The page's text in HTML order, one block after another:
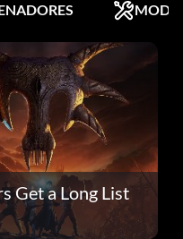
MODS
Get a Long List